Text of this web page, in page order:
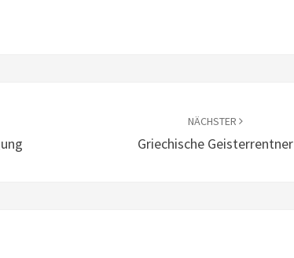
NÄCHSTER
Griechische Geisterrentner